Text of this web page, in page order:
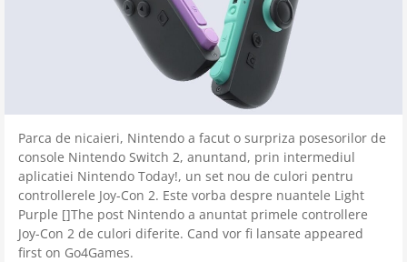
Parca de nicaieri, Nintendo a facut o surpriza posesorilor de
console Nintendo Switch 2, anuntand, prin intermediul
aplicatiei Nintendo Today!, un set nou de culori pentru
controllerele Joy-Con 2. Este vorba despre nuantele Light
Purple []The post Nintendo a anuntat primele controllere
Joy-Con 2 de culori diferite. Cand vor fi lansate appeared
first on Go4Games.